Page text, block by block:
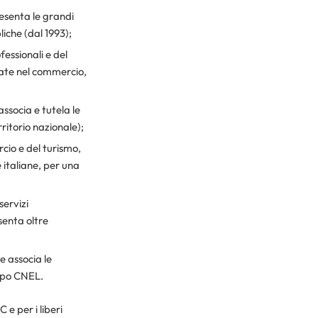
le grandi
(dal 1993);
e del
nel commercio,
e tutela le
nazionale);
e del turismo,
per una
oltre
associa le
CNEL.
e per i liberi